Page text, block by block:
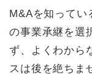
M&Aを知ってい
の事業承継を選
ず、よくわから
スは後を絶ちま